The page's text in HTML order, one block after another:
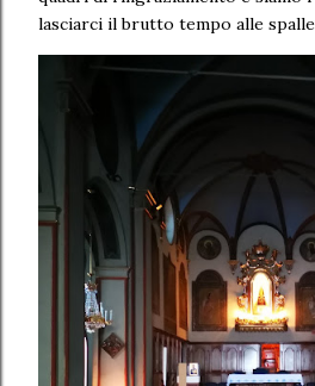
lasciarci il brutto tempo alle